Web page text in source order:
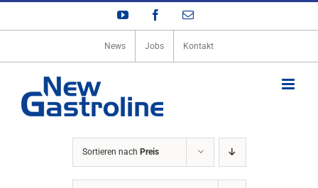
Zum
YouTube Facebook
E-
News Jobs Kontakt
Sortieren nach Preis